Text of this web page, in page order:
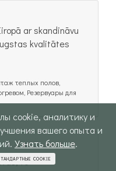
ar skandināvu
kvalitātes
теплых полов,
Резервуары для
to
cookie, аналитику и
вашего опыта и
Узнать больше.
COOKIE